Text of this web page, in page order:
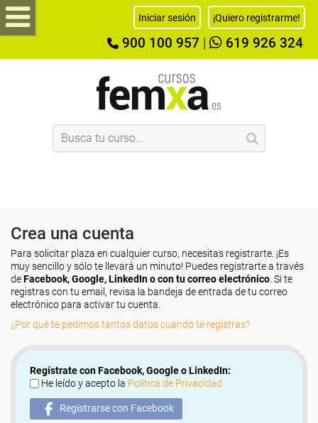
Iniciar sesión ¡Quiero registrarme!
900 100 957 619 926 324
Crea una cuenta
Para solicitar plaza en cualquier curso, necesitas registrarte. ¡Es
muy sencillo y sólo te llevará un minuto! Puedes registrarte a través
deFacebook, Google, LinkedIn o con tu correo electrónico . Si te
registras con tu email, revisa la bandeja de entrada de tu correo
electrónico para activar tu cuenta.
¿Por qué te pedimos tantos datos cuando te registras?
Regístrate con Facebook, Google o LinkedIn:
He leído y acepto la Política de Privacidad
Registrarse con Facebook